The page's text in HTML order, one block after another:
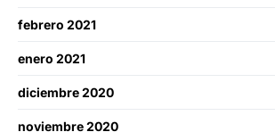
febrero 2021
enero 2021
diciembre 2020
noviembre 2020